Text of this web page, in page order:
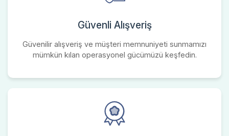
Güvenli Alışveriş
Güvenilir alışveriş ve müşteri memnuniyeti sunmamızı
mümkün kılan operasyonel gücümüzü keşfedin.